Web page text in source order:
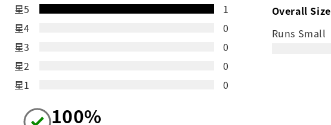
星5
1
星4
0
星3
0
星2
0
星1
0
100%
Overall Size
Runs Small